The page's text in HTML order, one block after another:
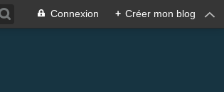
Connexion + Créer mon blog